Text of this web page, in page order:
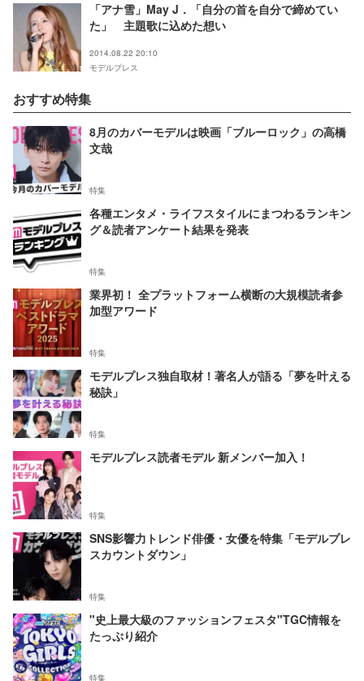
「アナ雪」May J．「自分の首を自分で締めてい
た」 主題歌に込めた想い
2014.08.22 20:10
モデルプレス
おすすめ特集
8月のカバーモデルは映画「ブルーロック」の高橋
文哉
特集
各種エンタメ・ライフスタイルにまつわるランキン
グ＆読者アンケート結果を発表
特集
業界初！ 全プラットフォーム横断の大規模読者参
加型アワード
特集
モデルプレス独自取材！著名人が語る「夢を叶える
秘訣」
特集
モデルプレス読者モデル 新メンバー加入！
特集
SNS影響力トレンド俳優・女優を特集「モデルプレ
スカウントダウン」
特集
"史上最大級のファッションフェスタ"TGC情報を
たっぷり紹介
特集